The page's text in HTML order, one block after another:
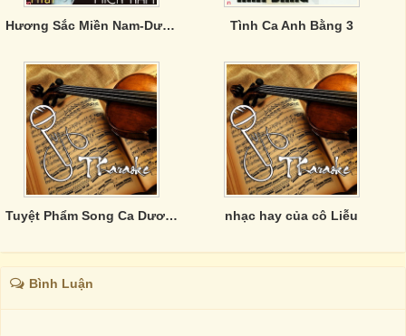
Hương Sắc Miền Nam-Dương Ngọc Thái Tình Ca Anh Bằng 3
Tuyệt Phẩm Song Ca Dương Ngọc Thái nhạc hay của cô Liễu
Bình Luận